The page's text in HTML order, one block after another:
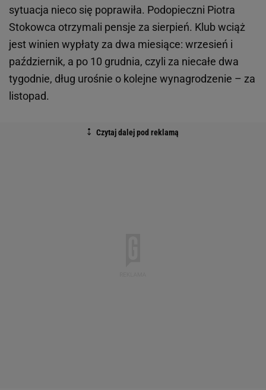
sytuacja nieco się poprawiła. Podopieczni Piotra
Stokowca otrzymali pensje za sierpień. Klub wciąż
jest winien wypłaty za dwa miesiące: wrzesień i
październik, a po 10 grudnia, czyli za niecałe dwa
tygodnie, dług urośnie o kolejne wynagrodzenie – za
listopad.